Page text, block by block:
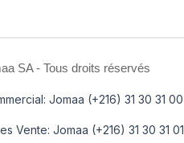
SA - Tous droits réservés
Jomaa (+216) 31 30 31 00
Vente: Jomaa (+216) 31 30 31 01